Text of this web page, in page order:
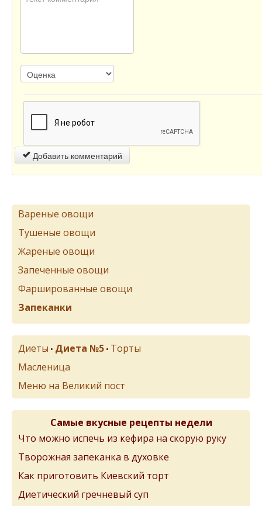
Добавить комментарий
Вареные овощи
Тушеные овощи
Жареные овощи
Запеченные овощи
Фаршированные овощи
Запеканки
Диеты • Диета №5 • Торты
Масленица
Меню на Великий пост
Самые вкусные рецепты недели
Что можно испечь из кефира на скорую руку
Творожная запеканка в духовке
Как приготовить Киевский торт
Диетический гречневый суп